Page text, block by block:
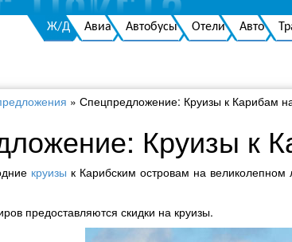
Ж/Д Авиа Автобусы Отели Авто
» Спецпредложение: Круизы к Карибам
Круизы к
круизы к Карибским островам на
предоставляются скидки на круизы.